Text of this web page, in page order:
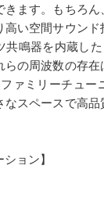
きます。もちろ
高い空間サウン
共鳴器を内蔵し
らの周波数の存
ァミリーチュー
なスペースで高
ョン】